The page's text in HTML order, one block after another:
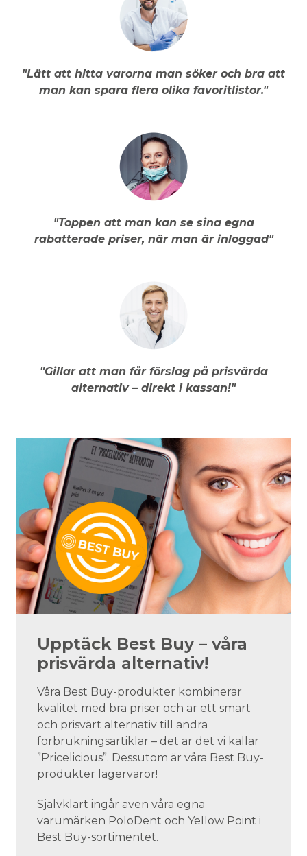
"Lätt att hitta varorna man söker och bra att
man kan spara flera olika favoritlistor."
"Toppen att man kan se sina egna
rabatterade priser, när man är inloggad"
"Gillar att man får förslag på prisvärda
alternativ – direkt i kassan!"
Upptäck Best Buy – våra
prisvärda alternativ!
Våra Best Buy-produkter kombinerar
kvalitet med bra priser och är ett smart
och prisvärt alternativ till andra
förbrukningsartiklar – det är det vi kallar
”Pricelicious”. Dessutom är våra Best Buy-
produkter lagervaror!
Självklart ingår även våra egna
varumärken PoloDent och Yellow Point i
Best Buy-sortimentet.